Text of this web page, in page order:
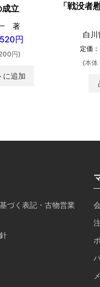
成立
著
円
円)
に追加
「戦没者
白
定価：
(本
づく表記・古物営業